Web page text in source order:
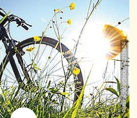
©Petair,AdobeStock_42213924